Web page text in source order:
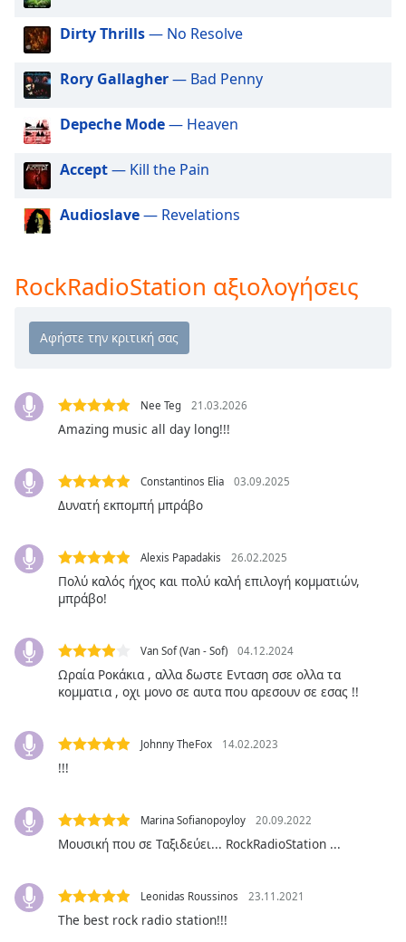
This
modal
window.
Beginning
dialog
window.
Escape
close
window.
Color
Text
Caption
Area
Background
Opacity
Font
Size
Text
Edge
Dirty Thrills— No Resolve
Rory Gallagher— Bad Penny
Depeche Mode— Heaven
Accept— Kill the Pain
Audioslave— Revelations
RockRadioStation αξιολογήσεις
Nee Teg 21.03.2026
Amazing music all day long!!!
Constantinos Elia 03.09.2025
Δυνατή εκπομπή μπράβο
Alexis Papadakis 26.02.2025
Πολύ καλός ήχος και πολύ καλή επιλογή κομματιών,
μπράβο!
Van Sof (Van - Sof) 04.12.2024
Ωραία Ροκάκια , αλλα δωστε Ενταση σσε ολλα τα
κομματια , οχι μονο σε αυτα που αρεσουν σε εσας !!
Johnny TheFox 14.02.2023
!!!
Marina Sofianopoyloy 20.09.2022
Μουσική που σε Ταξιδεύει... RockRadioStation ...
Leonidas Roussinos 23.11.2021
The best rock radio station!!!